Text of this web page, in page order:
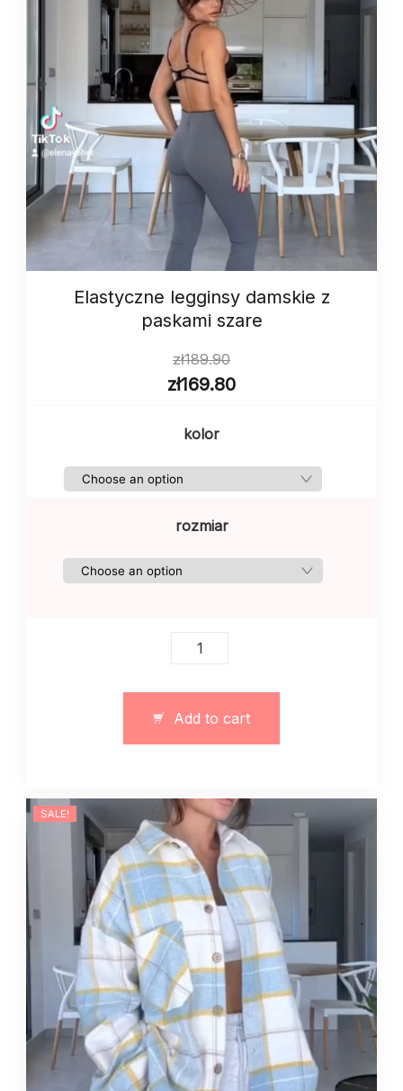
Elastyczne legginsy damskie z
paskami szare
zł189.90
zł169.80
kolor
rozmiar
Elastyczne
paskami
szare
Add to cart
SALE!